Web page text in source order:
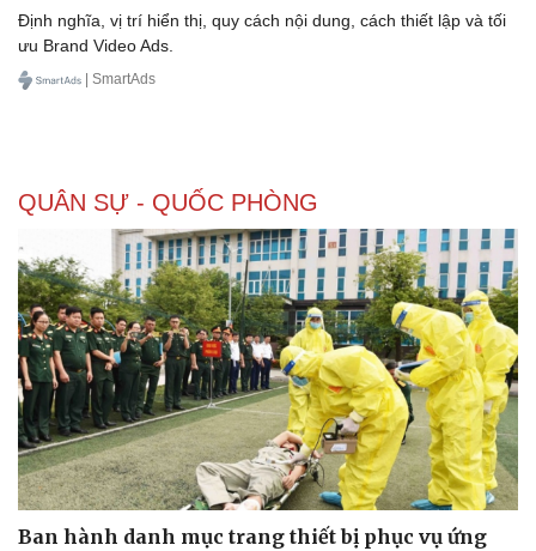
Doanh nhân
Vì cộng đồng
Trải nghiệm
Định nghĩa, vị trí hiển thị, quy cách nội dung, cách thiết lập và tối
ưu Brand Video Ads.
| SmartAds
QUÂN SỰ - QUỐC PHÒNG
Ban hành danh mục trang thiết bị phục vụ ứng